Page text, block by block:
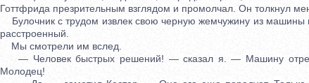
Готтфрида презрительным взглядом и промолчал. Он толкнул
Булочник с трудом извлек свою черную жемчужину из машины
расстроенный.
Мы смотрели им вслед.
— Человек быстрых решений! — сказал я. — Машину
Молодец!